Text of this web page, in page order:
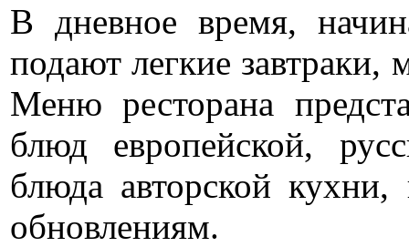
В дневное время,
подают легкие завтраки,
Меню ресторана
блюд европейской,
блюда авторской
обновлениям.